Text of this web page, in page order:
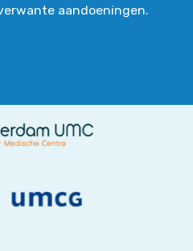
aandoeningen.